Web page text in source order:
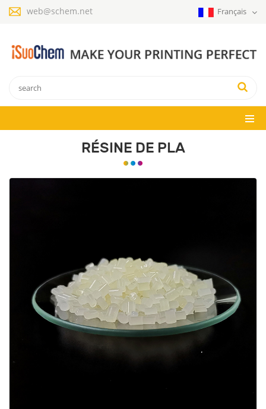
web@schem.net Français
RÉSINE DE PLA